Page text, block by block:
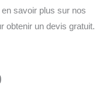
savoir plus sur nos
obtenir un devis gratuit.